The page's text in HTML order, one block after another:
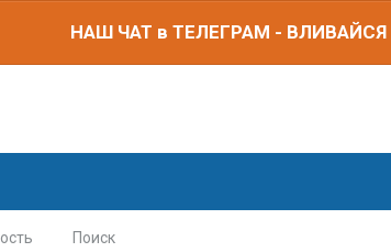
НАШ ЧАТ в ТЕЛЕГРАМ - ВЛИВАЙСЯ
Поиск